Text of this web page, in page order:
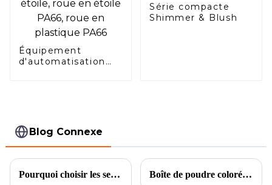
Équipement
d'automatisation
plastique PA66
Série compacte
Shimmer & Blush
Blog Connexe
Pourquoi choisir les services d'injection plastique personnalisés d'AnsixTech ? Boîte de poudre colorée galvanisée-détails du produit